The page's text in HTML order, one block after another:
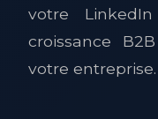
votre
croissance
votre entreprise.